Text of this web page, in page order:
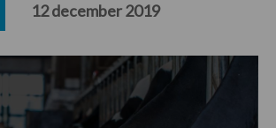
12 december 2019